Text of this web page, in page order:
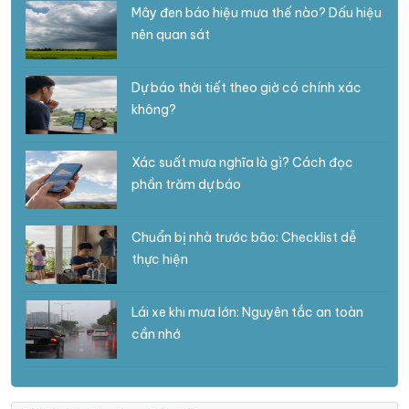
Mây đen báo hiệu mưa thế nào? Dấu hiệu
nên quan sát
Dự báo thời tiết theo giờ có chính xác
không?
Xác suất mưa nghĩa là gì? Cách đọc
phần trăm dự báo
Chuẩn bị nhà trước bão: Checklist dễ
thực hiện
Lái xe khi mưa lớn: Nguyên tắc an toàn
cần nhớ